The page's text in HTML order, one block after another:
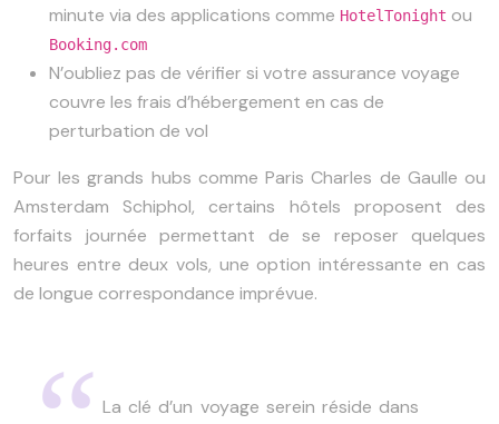
minute via des applications comme HotelTonight ou
Booking.com
N’oubliez pas de vérifier si votre assurance voyage
couvre les frais d’hébergement en cas de
perturbation de vol
Pour les grands hubs comme Paris Charles de Gaulle ou
Amsterdam Schiphol, certains hôtels proposent des
forfaits journée permettant de se reposer quelques
heures entre deux vols, une option intéressante en cas
de longue correspondance imprévue.
La clé d’un voyage serein réside dans